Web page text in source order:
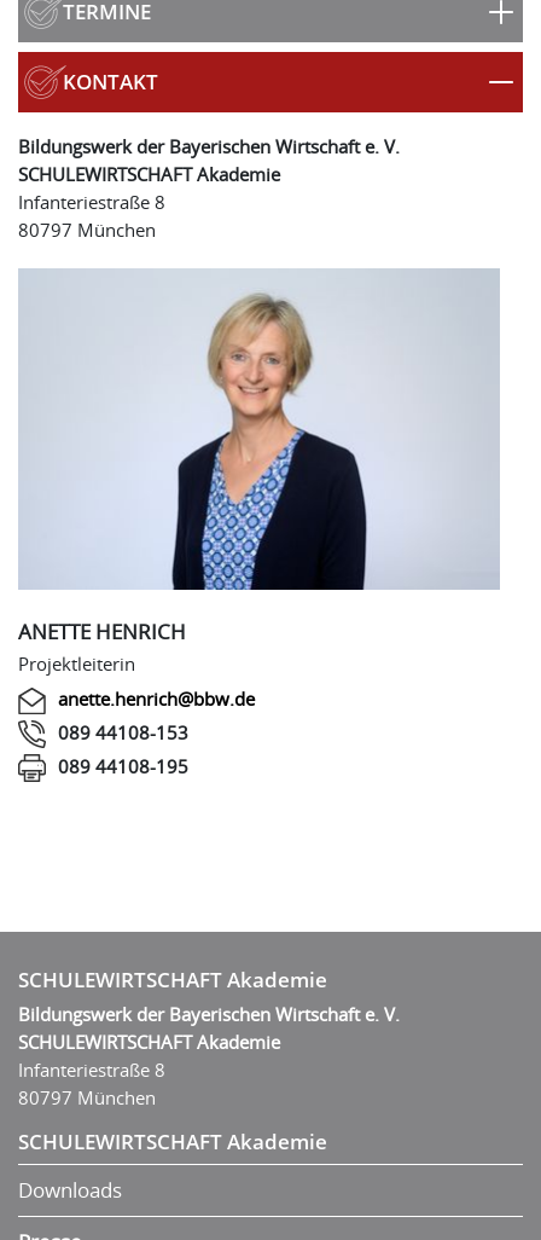
TERMINE
KONTAKT
Bildungswerk der Bayerischen Wirtschaft e. V.
SCHULEWIRTSCHAFT Akademie
Infanteriestraße 8
80797 München
ANETTE HENRICH
Projektleiterin
anette.henrich@bbw.de
089 44108-153
089 44108-195
SCHULEWIRTSCHAFT Akademie
Bildungswerk der Bayerischen Wirtschaft e. V.
SCHULEWIRTSCHAFT Akademie
Infanteriestraße 8
80797 München
SCHULEWIRTSCHAFT Akademie
Downloads